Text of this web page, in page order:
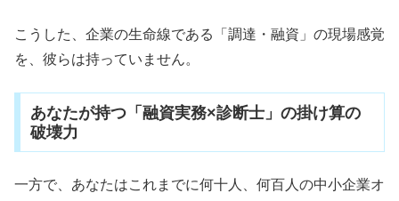
こうした、企業の生命線である「調達・融資」の現場感覚
を、彼らは持っていません。
あなたが持つ「融資実務×診断士」の掛け算の
破壊力
一方で、あなたはこれまでに何十人、何百人の中小企業オ